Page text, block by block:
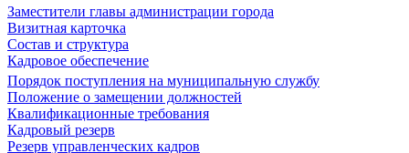
Заместители главы администрации города
Визитная карточка
Состав и структура
Кадровое обеспечение
Порядок поступления на муниципальную службу
Положение о замещении должностей
Квалификационные требования
Кадровый резерв
Резерв управленческих кадров